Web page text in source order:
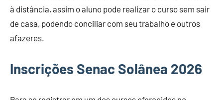
à distância, assim o aluno pode realizar o curso sem sair
de casa, podendo conciliar com seu trabalho e outros
afazeres.
Inscrições Senac Solânea 2026